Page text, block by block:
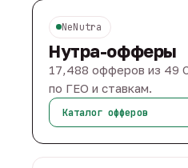
NeNutra
Нутра-офферы
17,488 офферов из 49
по ГЕО и ставкам.
Каталог офферов